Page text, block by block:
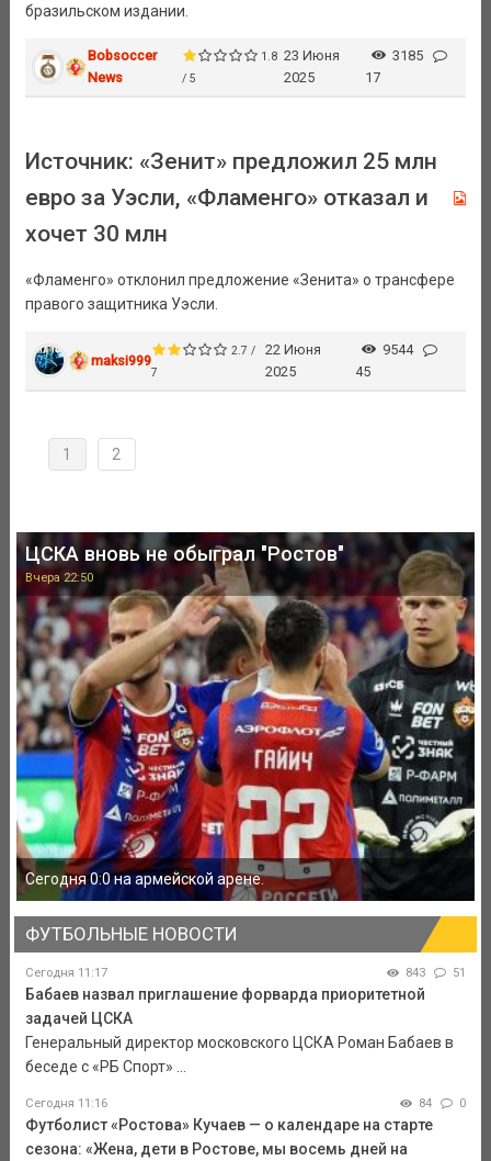
бразильском издании.
Bobsoccer
News
1.8
/ 5
23 Июня
2025
3185
17
Источник: «Зенит» предложил 25 млн
евро за Уэсли, «Фламенго» отказал и
хочет 30 млн
«Фламенго» отклонил предложение «Зенита» о трансфере
правого защитника Уэсли.
maksi999
2.7 /
7
22 Июня
2025
9544
45
1 2
ЦСКА вновь не обыграл "Ростов"
Вчера 22:50
Сегодня 0:0 на армейской арене.
ФУТБОЛЬНЫЕ НОВОСТИ
Сегодня 11:17 843 51
Бабаев назвал приглашение форварда приоритетной
задачей ЦСКА
Генеральный директор московского ЦСКА Роман Бабаев в
беседе с «РБ Спорт» ...
Сегодня 11:16 84 0
Футболист «Ростова» Кучаев — о календаре на старте
сезона: «Жена, дети в Ростове, мы восемь дней на